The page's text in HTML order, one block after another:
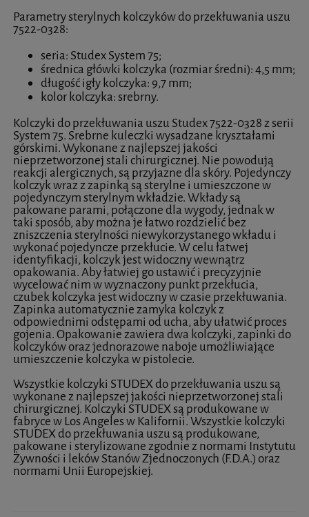
Parametry sterylnych kolczyków do przekłuwania uszu
7522-0328:
seria: Studex System 75;
średnica główki kolczyka (rozmiar średni): 4,5 mm;
długość igły kolczyka: 9,7 mm;
kolor kolczyka: srebrny.
Kolczyki do przekłuwania uszu Studex 7522-0328 z serii
System 75. Srebrne kuleczki wysadzane kryształami
górskimi. Wykonane z najlepszej jakości
nieprzetworzonej stali chirurgicznej. Nie powodują
reakcji alergicznych, są przyjazne dla skóry. Pojedynczy
kolczyk wraz z zapinką są sterylne i umieszczone w
pojedynczym sterylnym wkładzie. Wkłady są
pakowane parami, połączone dla wygody, jednak w
taki sposób, aby można je łatwo rozdzielić bez
zniszczenia sterylności niewykorzystanego wkładu i
wykonać pojedyncze przekłucie. W celu łatwej
identyfikacji, kolczyk jest widoczny wewnątrz
opakowania. Aby łatwiej go ustawić i precyzyjnie
wycelować nim w wyznaczony punkt przekłucia,
czubek kolczyka jest widoczny w czasie przekłuwania.
Zapinka automatycznie zamyka kolczyk z
odpowiednimi odstępami od ucha, aby ułatwić proces
gojenia. Opakowanie zawiera dwa kolczyki, zapinki do
kolczyków oraz jednorazowe naboje umożliwiające
umieszczenie kolczyka w pistolecie.
Wszystkie kolczyki STUDEX do przekłuwania uszu są
wykonane z najlepszej jakości nieprzetworzonej stali
chirurgicznej. Kolczyki STUDEX są produkowane w
fabryce w Los Angeles w Kalifornii. Wszystkie kolczyki
STUDEX do przekłuwania uszu są produkowane,
pakowane i sterylizowane zgodnie z normami Instytutu
Żywności i leków Stanów Zjednoczonych (F.D.A.) oraz
normami Unii Europejskiej.